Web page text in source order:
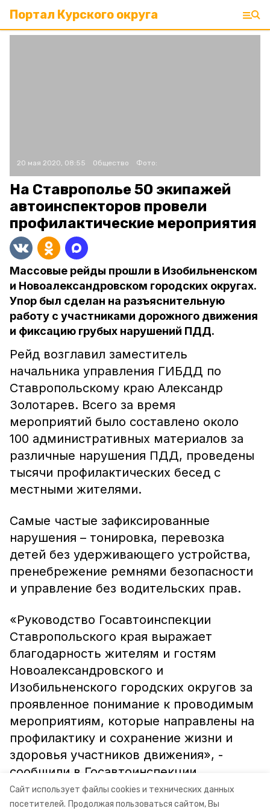
Сайт использует файлы cookies и технических данных
посетителей. Продолжая пользоваться сайтом, Вы
Портал Курского округа
20 мая 2020, 08:55 Общество Фото:
На Ставрополье 50 экипажей
автоинспекторов провели
профилактические мероприятия
Массовые рейды прошли в Изобильненском
и Новоалександровском городских округах.
Упор был сделан на разъяснительную
работу с участниками дорожного движения
и фиксацию грубых нарушений ПДД.
Рейд возглавил заместитель
начальника управления ГИБДД по
Ставропольскому краю Александр
Золотарев. Всего за время
мероприятий было составлено около
100 административных материалов за
различные нарушения ПДД, проведены
тысячи профилактических бесед с
местными жителями.
Самые частые зафиксированные
нарушения – тонировка, перевозка
детей без удерживающего устройства,
пренебрежение ремнями безопасности
и управление без водительских прав.
«Руководство Госавтоинспекции
Ставропольского края выражает
благодарность жителям и гостям
Новоалександровского и
Изобильненского городских округов за
проявленное понимание к проводимым
мероприятиям, которые направлены на
профилактику и сохранение жизни и
здоровья участников движения», -
сообщили в Госавтоинспекции.
Фото: ГИБДД Ставрополья